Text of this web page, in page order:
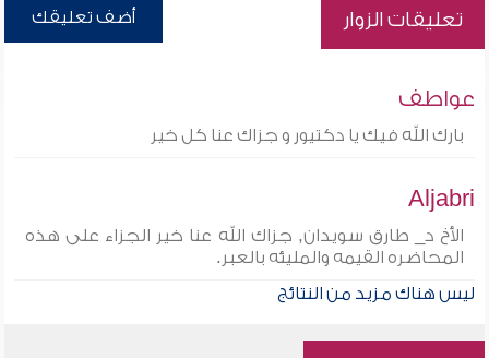
تعليقات الزوار أضف تعليقك
عواطف
بارك الله فيك يا دكتيور و جزاك عنا كل خير
Aljabri
الأخ د_ طارق سويدان, جزاك الله عنا خير الجزاء على هذه
المحاضره القيمه والمليئه بالعبر.
ليس هناك مزيد من النتائج